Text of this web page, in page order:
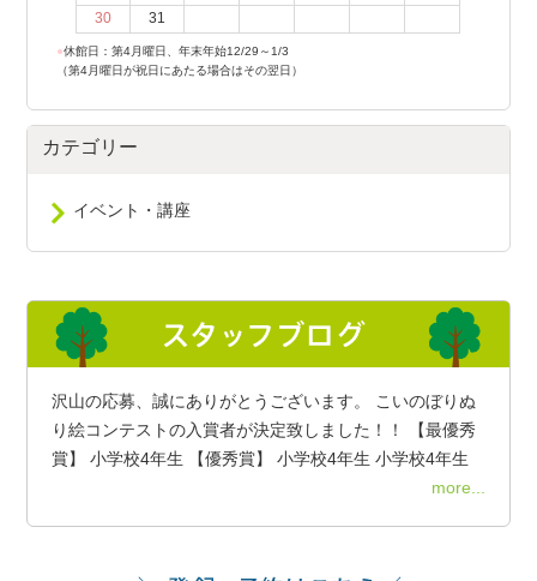
30
31
●休館日：第4月曜日、年末年始12/29～1/3
（第4月曜日が祝日にあたる場合はその翌日）
カテゴリー
イベント・講座
沢山の応募、誠にありがとうございます。 こいのぼりぬ
り絵コンテストの入賞者が決定致しました！！ 【最優秀
賞】 小学校4年生 【優秀賞】 小学校4年生 小学校4年生
more...